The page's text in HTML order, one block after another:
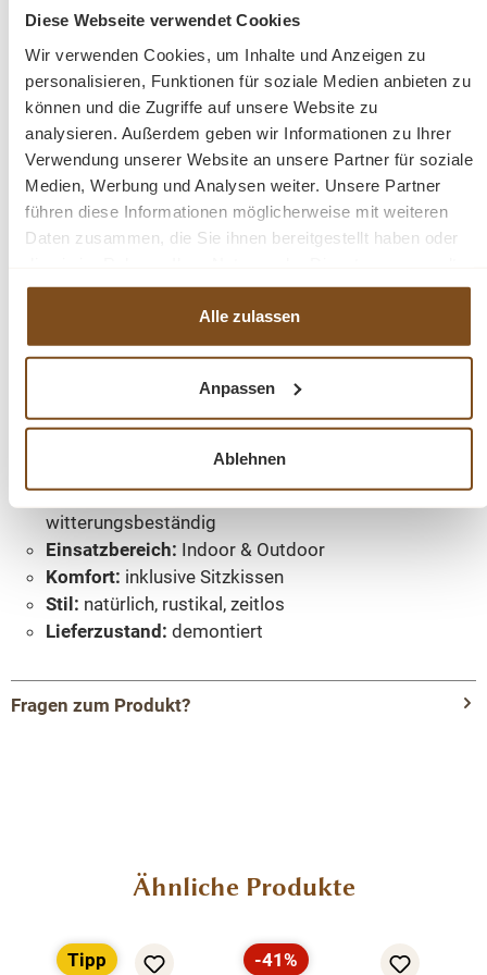
Diese Webseite verwendet Cookies
Wir verwenden Cookies, um Inhalte und Anzeigen zu
personalisieren, Funktionen für soziale Medien anbieten zu
können und die Zugriffe auf unsere Website zu
analysieren. Außerdem geben wir Informationen zu Ihrer
Verwendung unserer Website an unsere Partner für soziale
Medien, Werbung und Analysen weiter. Unsere Partner
führen diese Informationen möglicherweise mit weiteren
Daten zusammen, die Sie ihnen bereitgestellt haben oder
haben.
Alle zulassen
Anpassen
Ablehnen
Wer auf der Suche nach einer langlebigen, stilvollen und
charakterstarken Teakholzbank ist, trifft mit derLounge
Bank Kornblumedie perfekte Wahl.
Abmessungen
H x B x T: ca. 95 x 200 x 94 cm
Armlehnenhöhe: ca. 74 cm
Produktdetails
Material:Teak massiv
jede Bank ein Unikat
Eigenschaften:robust, massiv, langlebig,
witterungsbeständig
Einsatzbereich: Indoor & Outdoor
Komfort: inklusive Sitzkissen
Stil: natürlich, rustikal, zeitlos
Lieferzustand: demontiert
Fragen zum Produkt?
Lounge Bank Kornblumeist ein exklusives
Beständigkeit zu schätzen wissen. Gefertigt aus
Produktgalerie überspringen
Ähnliche Produkte
Tipp
-41%